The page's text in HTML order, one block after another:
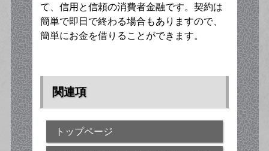
て、信用と信頼の消費者金融です。契約は
簡単で即日で終わる場合もありますので、
簡単にお金を借りることができます。
関連項
トップページ